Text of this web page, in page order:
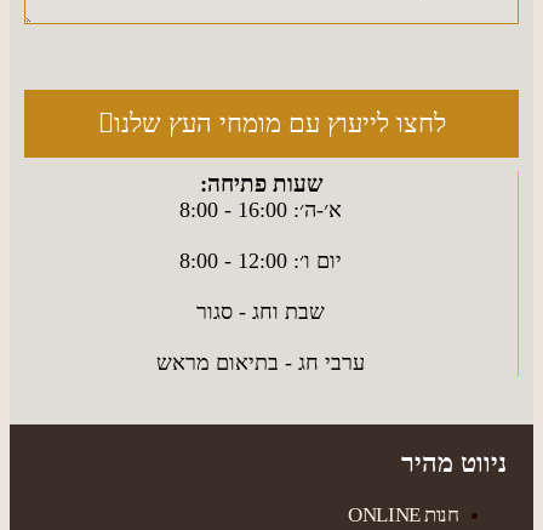
לחצו לייעוץ עם מומחי העץ שלנו
שעות פתיחה:
א׳-ה׳: 16:00 - 8:00
יום ו׳: 12:00 - 8:00
שבת וחג - סגור
ערבי חג - בתיאום מראש
ניווט מהיר
חנות ONLINE